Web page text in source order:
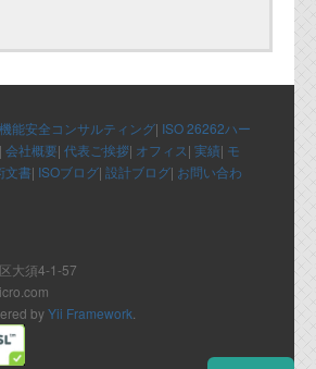
機能安全コンサルティング| ISO 26262ハー
| 会社概要| 代表ご挨拶| オフィス| 実績| モ
文書| ISOブログ| 設計ブログ| お問い合わ
大須4-1-57
byYii Framework